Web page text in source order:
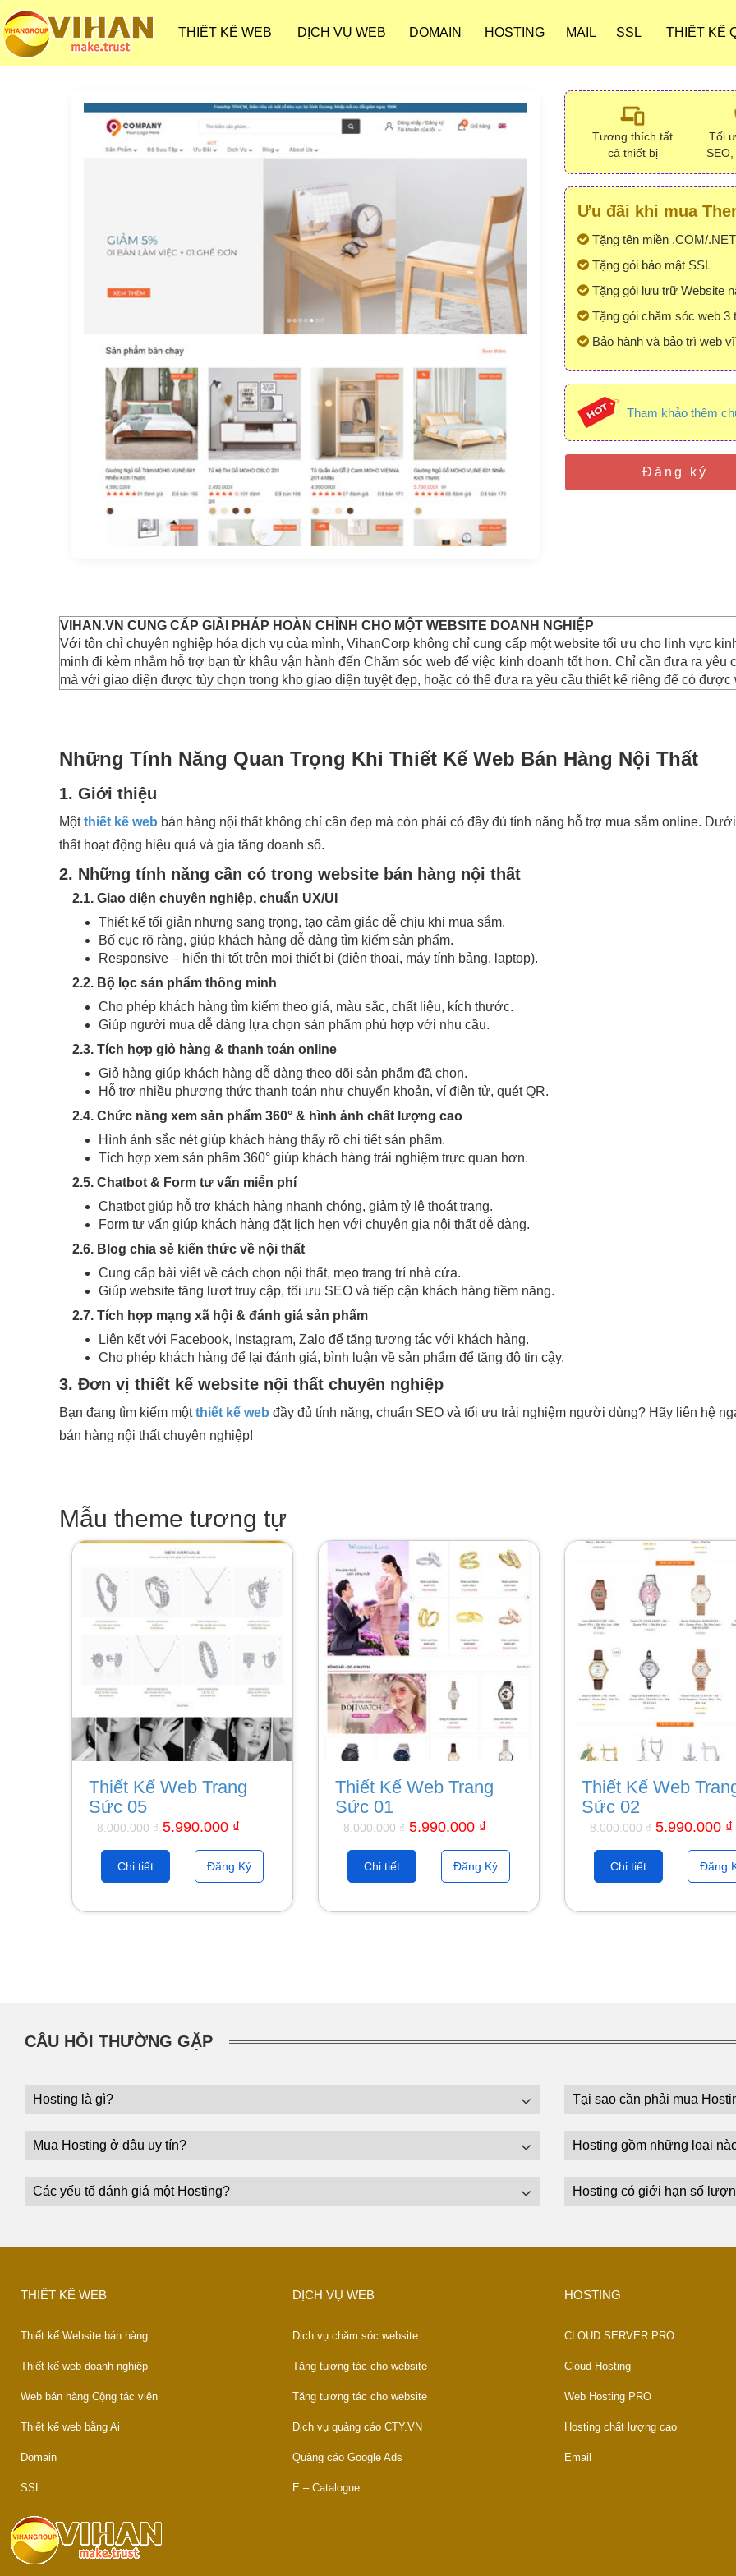
THIẾT KẾ WEB DỊCH VỤ WEB DOMAIN HOSTING MAIL SSL THIẾT KẾ
Tương thích tất
cả thiết bị
Tối
Ưu đãi khi mua
Tặng tên miền .COM/.NET
Tặng gói bảo mật SSL
Tặng gói lưu trữ Website
Tặng gói chăm sóc web 3
Bảo hành và bảo trì web
Tham khảo thêm
Đăng ký
VIHAN.VN CUNG CẤP GIẢI PHÁP HOÀN CHỈNH CHO MỘT WEBSITE DOANH NGHIỆP
Với tôn chỉ chuyên nghiệp hóa dịch vụ của mình, VihanCorp không chỉ cung cấp một website tối ưu cho linh vực
minh đi kèm nhắm hỗ trợ bạn từ khâu vận hành đến Chăm sóc web để việc kinh doanh tốt hơn. Chỉ cần đưa ra yêu
mà với giao diện được tùy chọn trong kho giao diện tuyệt đẹp, hoặc có thể đưa ra yêu cầu thiết kế riêng để có được
Những Tính Năng Quan Trọng Khi Thiết Kế Web Bán Hàng Nội Thất
1. Giới thiệu
Mộtthiết kế web bán hàng nội thất không chỉ cần đẹp mà còn phải có đầy đủ tính năng hỗ trợ mua sắm online.
thất hoạt động hiệu quả và gia tăng doanh số.
2. Những tính năng cần có trong website bán hàng nội thất
2.1. Giao diện chuyên nghiệp, chuẩn UX/UI
Thiết kế tối giản nhưng sang trọng, tạo cảm giác dễ chịu khi mua sắm.
Bố cục rõ ràng, giúp khách hàng dễ dàng tìm kiếm sản phẩm.
Responsive – hiển thị tốt trên mọi thiết bị (điện thoại, máy tính bảng, laptop).
2.2. Bộ lọc sản phẩm thông minh
Cho phép khách hàng tìm kiếm theo giá, màu sắc, chất liệu, kích thước.
Giúp người mua dễ dàng lựa chọn sản phẩm phù hợp với nhu cầu.
2.3. Tích hợp giỏ hàng & thanh toán online
Giỏ hàng giúp khách hàng dễ dàng theo dõi sản phẩm đã chọn.
Hỗ trợ nhiều phương thức thanh toán như chuyển khoản, ví điện tử, quét QR.
2.4. Chức năng xem sản phẩm 360° & hình ảnh chất lượng cao
Hình ảnh sắc nét giúp khách hàng thấy rõ chi tiết sản phẩm.
Tích hợp xem sản phẩm 360° giúp khách hàng trải nghiệm trực quan hơn.
2.5. Chatbot & Form tư vấn miễn phí
Chatbot giúp hỗ trợ khách hàng nhanh chóng, giảm tỷ lệ thoát trang.
Form tư vấn giúp khách hàng đặt lịch hẹn với chuyên gia nội thất dễ dàng.
2.6. Blog chia sẻ kiến thức về nội thất
Cung cấp bài viết về cách chọn nội thất, mẹo trang trí nhà cửa.
Giúp website tăng lượt truy cập, tối ưu SEO và tiếp cận khách hàng tiềm năng.
2.7. Tích hợp mạng xã hội & đánh giá sản phẩm
Liên kết với Facebook, Instagram, Zalo để tăng tương tác với khách hàng.
Cho phép khách hàng để lại đánh giá, bình luận về sản phẩm để tăng độ tin cậy.
3. Đơn vị thiết kế website nội thất chuyên nghiệp
Bạn đang tìm kiếm mộtthiết kế web đầy đủ tính năng, chuẩn SEO và tối ưu trải nghiệm người dùng? Hãy liên hệ
bán hàng nội thất chuyên nghiệp!
Mẫu theme tương tự
Thiết Kế Web Trang
Sức 05
8.000.000₫
Giá
là:
8.000.000 ₫.
5.990.000 ₫
tại
là:
5.990.000 ₫.
Chi tiết Đăng Ký
Thiết Kế Web Trang
Sức 01
8.000.000₫
Giá
gốc
là:
8.000.000 ₫.
5.990.000 ₫
Giá
hiện
Chi tiết Đăng Ký
Thiết Kế Web
Sức 02
8.000.000₫
Giá
gốc
là:
8.000.000 ₫.
5.990.000 ₫
Chi tiết Đăng
CÂU HỎI THƯỜNG GẶP
Hosting là gì? Tại sao cần phải mua
Mua Hosting ở đâu uy tín? Hosting gồm những loại
Các yếu tố đánh giá một Hosting? Hosting có giới hạn số
THIẾT KẾ WEB
Thiết kế Website bán hàng
Thiết kế web doanh nghiệp
Web bán hàng Cộng tác viên
Thiết kế web bằng Ai
Domain
SSL
DỊCH VỤ WEB
Dịch vụ chăm sóc website
Tăng tương tác cho website
Tăng tương tác cho website
Dịch vụ quảng cáo CTY.VN
Quảng cáo Google Ads
E – Catalogue
HOSTING
CLOUD SERVER PRO
Cloud Hosting
Web Hosting PRO
Hosting chất lượng cao
Email